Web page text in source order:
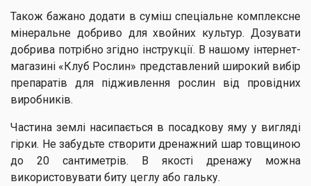
Також бажано додати в суміш спеціальне комплексне
мінеральне добриво для хвойних культур. Дозувати
добрива потрібно згідно інструкції. В нашому інтернет-
магазині «Клуб Рослин» представлений широкий вибір
препаратів для підживлення рослин від провідних
виробників.
Частина землі насипається в посадкову яму у вигляді
гірки. Не забудьте створити дренажний шар товщиною
до 20 сантиметрів. В якості дренажу можна
використовувати биту цеглу або гальку.